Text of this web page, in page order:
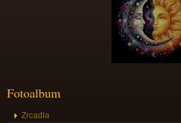
Fotoalbum
Zrcadla